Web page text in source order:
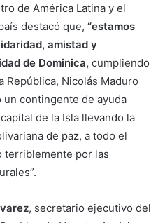
de América Latina y el
destacó que, “estamos
amistad y
de Dominica, cumpliendo
República, Nicolás Maduro
contingente de ayuda
de la Isla llevando la
de paz, a todo el
terriblemente por las
, secretario ejecutivo del